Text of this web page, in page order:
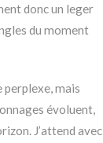
donc un leger
du moment
perplexe, mais
évoluent,
J’attend avec